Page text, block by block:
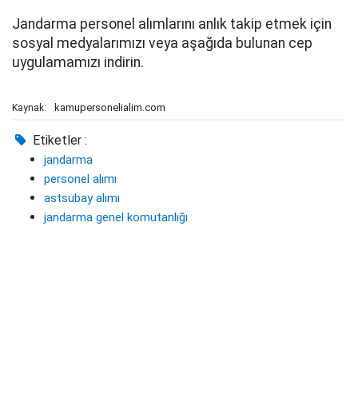
Jandarma personel alımlarını anlık takip etmek için
sosyal medyalarımızı veya aşağıda bulunan cep
uygulamamızı indirin.
Kaynak: kamupersonelialim.com
Etiketler :
jandarma
personel alımı
astsubay alımı
jandarma genel komutanlığı